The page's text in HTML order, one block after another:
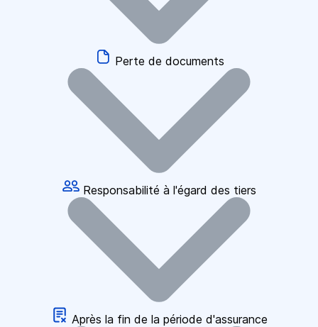
Perte de documents
Responsabilité à l'égard des tiers
Après la fin de la période d'assurance